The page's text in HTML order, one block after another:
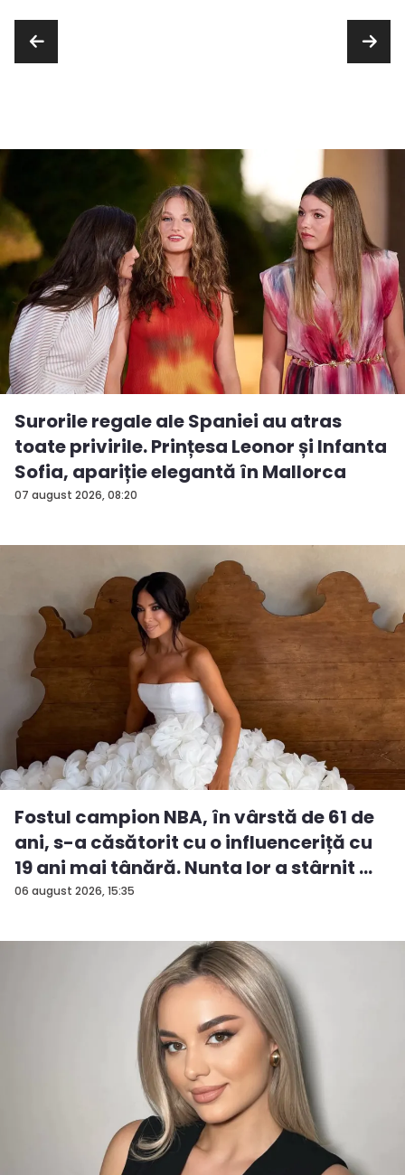
07 august 2026, 08:20
Surorile regale ale Spaniei au atras
toate privirile. Prințesa Leonor și Infanta
Sofia, apariție elegantă în Mallorca
06 august 2026, 15:35
Fostul campion NBA, în vârstă de 61 de
ani, s-a căsătorit cu o influenceriță cu
19 ani mai tânără. Nunta lor a stârnit ...